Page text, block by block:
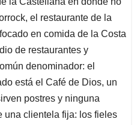
el restaurante de la
en comida de la Costa
de restaurantes y
denominador: el
está el Café de Dios, un
postres y ninguna
una clientela fija: los fieles